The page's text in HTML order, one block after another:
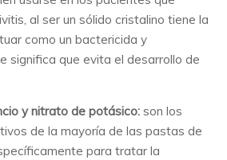
al ser un sólido cristalino tiene la
como un bactericida y
significa que evita el desarrollo de
y nitrato de potásico:son los
de la mayoría de las pastas de
para tratar la